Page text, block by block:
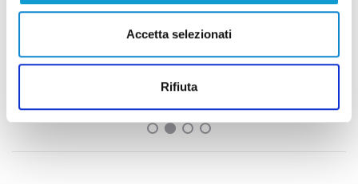
Accetta selezionati
Rifiuta
Coppa Italia Serie C - Biglietti ancora bloccati
per il derby tra Pescara e Samb: decide il